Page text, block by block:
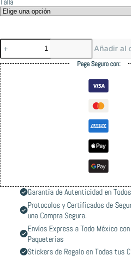
Creature
Logo
Pullover
Hoodie
cantidad
Añadir al
Paga Seguro con:
Garantía de Autenticidad en
Protocolos y Certificados de
una Compra Segura.
Envíos Express a Todo México
Paqueterías
Stickers de Regalo en Todas tus